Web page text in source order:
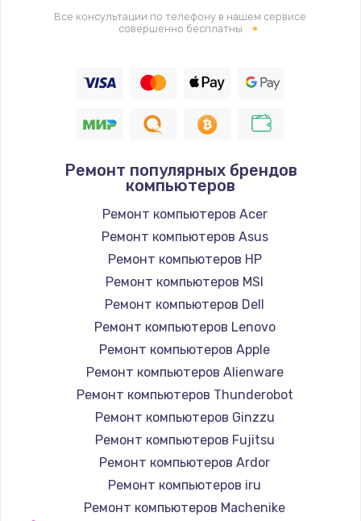
1545 руб.
Замена термопасты
1390 руб.
Замена шлейфа матрицы
Заказать
Замена экрана
Заказать
Замена северного моста
2620 руб.
Замена SSD
1490 руб.
Все консультации по телефону в нашем сервисе
совершенно бесплатны
Ремонт популярных брендов
компьютеров
Ремонт компьютеров Acer
Ремонт компьютеров Asus
Ремонт компьютеров HP
Ремонт компьютеров MSI
Ремонт компьютеров Dell
Ремонт компьютеров Lenovo
Ремонт компьютеров Apple
Ремонт компьютеров Alienware
Ремонт компьютеров Thunderobot
Ремонт компьютеров Ginzzu
Ремонт компьютеров Fujitsu
Ремонт компьютеров Ardor
Ремонт компьютеров iru
Ремонт компьютеров Machenike